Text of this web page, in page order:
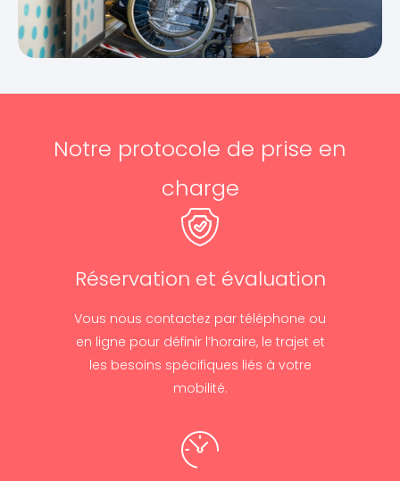
Notre protocole de prise en
charge
Réservation et évaluation
Vous nous contactez par téléphone ou
en ligne pour définir l’horaire, le trajet et
les besoins spécifiques liés à votre
mobilité.